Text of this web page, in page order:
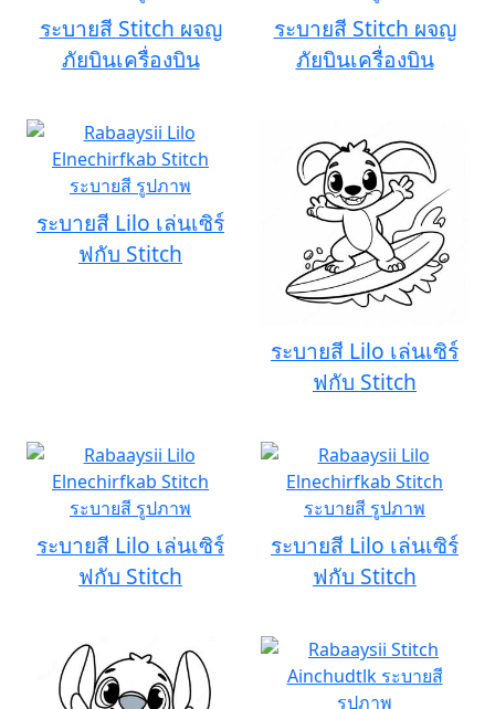
ระบายสี Stitch ผจญ
ภัยบินเครื่องบิน
ระบายสี Stitch ผจญ
ภัยบินเครื่องบิน
ระบายสี Lilo เล่นเซิร์
ฟกับ Stitch
ระบายสี Lilo เล่นเซิร์
ฟกับ Stitch
ระบายสี Lilo เล่นเซิร์
ฟกับ Stitch
ระบายสี Lilo เล่นเซิร์
ฟกับ Stitch